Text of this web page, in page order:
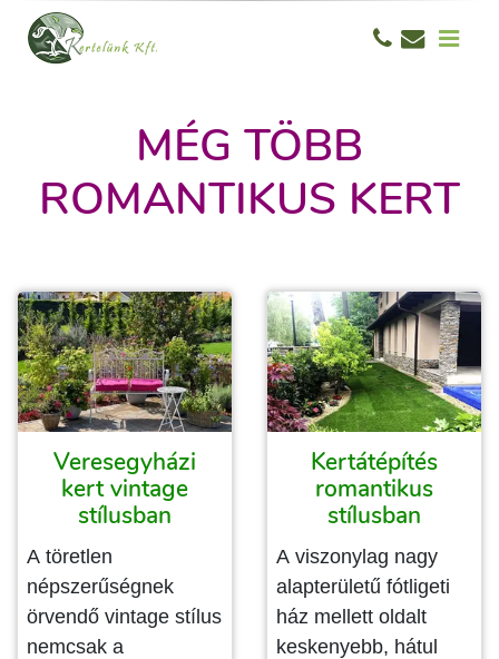
MÉG TÖBB
ROMANTIKUS KERT
Veresegyházi
kert vintage
stílusban
A töretlen
népszerűségnek
örvendő vintage stílus
nemcsak a
Kertátépítés
romantikus
stílusban
A viszonylag nagy
alapterületű fótligeti
ház mellett oldalt
keskenyebb, hátul